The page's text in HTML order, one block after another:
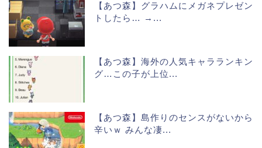
【あつ森】グラハムにメガネプレゼン
トしたら… →...
【あつ森】海外の人気キャラランキン
グ…この子が上位...
【あつ森】島作りのセンスがないから
辛いｗ みんな凄...